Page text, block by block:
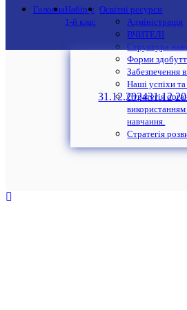
Головна Набір у
1-й клас
Освітні ресурси
Адміністрація
ВЧИТЕЛІ
Структура
Форми
Забезпечення
Наші успіхи
Стратегія
використанням
навчання.
Стратегія
31.12.2024